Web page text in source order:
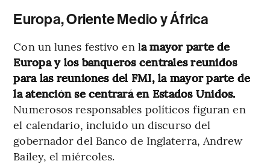
Europa, Oriente Medio y África
Con un lunes festivo en la mayor parte de
Europa y los banqueros centrales reunidos
para las reuniones del FMI, la mayor parte de
la atención se centrará en Estados Unidos.
Numerosos responsables políticos figuran en
el calendario, incluido un discurso del
gobernador del Banco de Inglaterra, Andrew
Bailey, el miércoles.